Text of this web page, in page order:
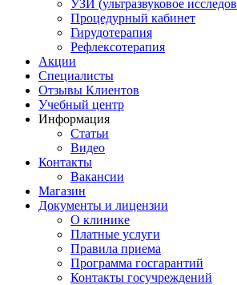
УЗИ (ультразвуковое
Процедурный кабинет
Гирудотерапия
Рефлексотерапия
Акции
Специалисты
Отзывы Клиентов
Учебный центр
Информация
Статьи
Видео
Контакты
Вакансии
Магазин
Документы и лицензии
О клинике
Платные услуги
Правила приема
Программа госгарантий
Контакты госучреждений